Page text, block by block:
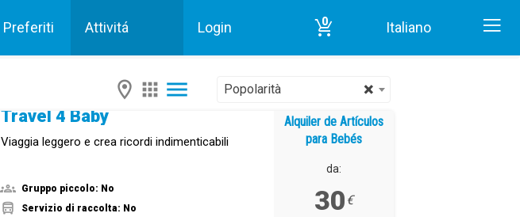
Preferiti Attivitá Login 0 Italiano
Inizio Alquiler de Artículos para Bebés in Tenerife
×
Popolarità
Travel 4 Baby
Viaggia leggero e crea ricordi indimenticabili
Gruppo piccolo: No
Servizio di raccolta: No
Alquiler de Artículos
para Bebés
da:
30 €